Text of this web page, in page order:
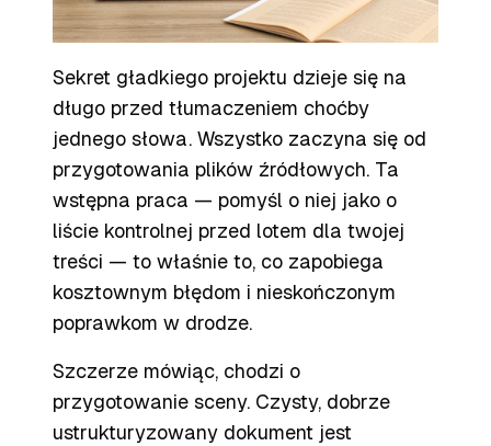
Sekret gładkiego projektu dzieje się na
długo przed tłumaczeniem choćby
jednego słowa. Wszystko zaczyna się od
przygotowania plików źródłowych. Ta
wstępna praca — pomyśl o niej jako o
liście kontrolnej przed lotem dla twojej
treści — to właśnie to, co zapobiega
kosztownym błędom i nieskończonym
poprawkom w drodze.
Szczerze mówiąc, chodzi o
przygotowanie sceny. Czysty, dobrze
ustrukturyzowany dokument jest